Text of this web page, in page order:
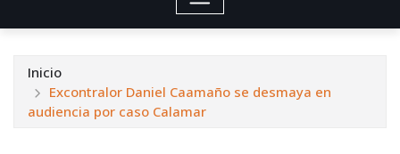
Inicio
Excontralor Daniel Caamaño se desmaya en
audiencia por caso Calamar